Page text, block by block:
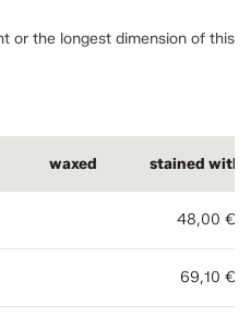
or the longest dimension of this
waxed stained with
48,00 €
69,10 €